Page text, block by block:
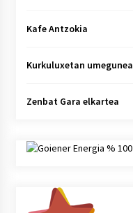
Kafe Antzokia
Kurkuluxetan umegunea
Zenbat Gara elkartea